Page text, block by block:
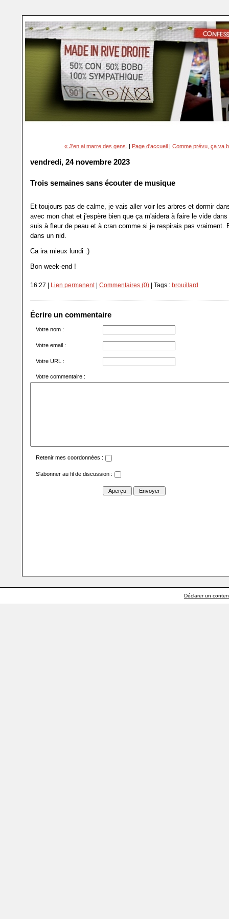
« J'en ai marre des gens. | Page d'accueil |Comme prévu, ça va
vendredi, 24 novembre 2023
Trois semaines sans écouter de musique
Et toujours pas de calme, je vais aller voir les arbres et dormir
avec mon chat et j'espère bien que ça m'aidera à faire le vide
suis à fleur de peau et à cran comme si je respirais pas vraiment.
dans un nid.
Ca ira mieux lundi :)
Bon week-end !
16:27 | Lien permanent| Commentaires (0) | Tags : brouillard
Écrire un commentaire
Votre nom :
Votre email :
Votre URL :
Votre commentaire :
Retenir mes coordonnées :
S'abonner au fil de discussion :
Déclarer un